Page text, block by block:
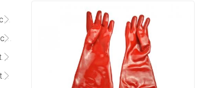
Verschiedene Oberflächen PVC beschichtete Handschuhe
Verschiedene Industries PVC beschichtete Handschuhe
Verschiedene Farben PVC beschichtete Handschuhe
Verschiedene Größen PVC beschichtete Handschuhe
Contact Now